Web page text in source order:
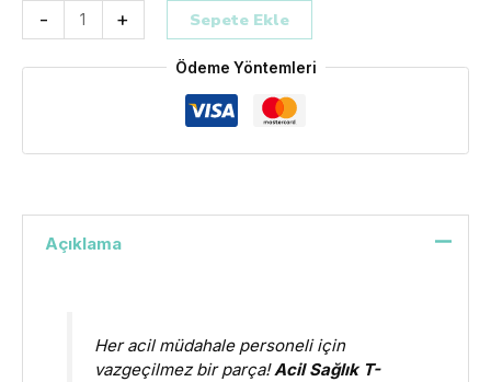
- + Sepete Ekle
Ödeme Yöntemleri
Açıklama
Her acil müdahale personeli için
vazgeçilmez bir parça!Acil Sağlık T-